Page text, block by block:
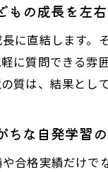
もの成長を左
に直結します。
に質問できる雰
質は、結果とし
ちな自発学習
合格実績だけで